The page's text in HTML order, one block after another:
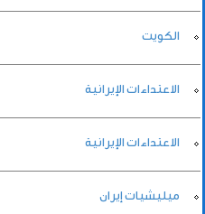
الكويت
الاعتداءات الإيرانية
الاعتداءات الإيرانية
ميليشيات إيران